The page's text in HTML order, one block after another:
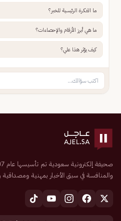
ما الفكرة الرئيسية للخبر؟
ما هي أبرز الأرقام والإحصاءات؟
كيف يؤثر هذا علي؟
والمنافسة في سبق الأخبار بمهنية